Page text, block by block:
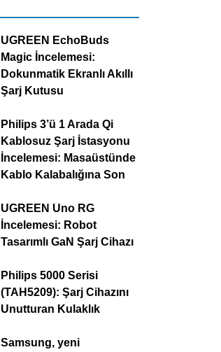
UGREEN EchoBuds
Magic İncelemesi:
Dokunmatik Ekranlı Akıllı
Şarj Kutusu
Philips 3’ü 1 Arada Qi
Kablosuz Şarj İstasyonu
İncelemesi: Masaüstünde
Kablo Kalabalığına Son
UGREEN Uno RG
İncelemesi: Robot
Tasarımlı GaN Şarj Cihazı
Philips 5000 Serisi
(TAH5209): Şarj Cihazını
Unutturan Kulaklık
Samsung, yeni